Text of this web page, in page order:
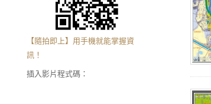
【隨拍即上】用手機就能掌握資
訊！
插入影片程式碼：